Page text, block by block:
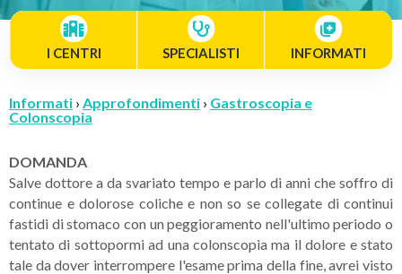
I CENTRI SPECIALISTI INFORMATI
Informati › Approfondimenti › Gastroscopia e
Colonscopia
DOMANDA
Salve dottore a da svariato tempo e parlo di anni che soffro di
continue e dolorose coliche e non so se collegate di continui
fastidi di stomaco con un peggioramento nell'ultimo periodo o
tentato di sottopormi ad una colonscopia ma il dolore e stato
tale da dover interrompere l'esame prima della fine, avrei visto